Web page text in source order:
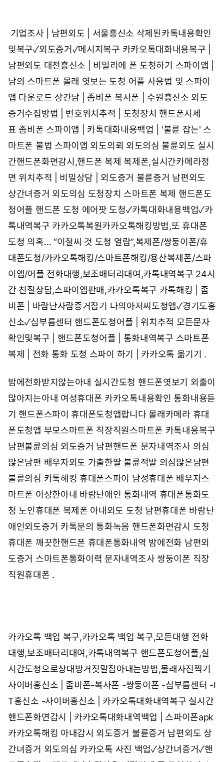
기업조사 | 남편외도 | 서울흥신소 삭제된카톡내용확인
및복구✓외도증거✓메시지복구 카카오톡대화내용복구 |
남편외도 대전흥신소 | 비밀리에 폰 도청하기 스파이앱 |
남의 스마트폰 몰래 엿보는 도청 어플 사용법 및 스파이
앱 다운로드 상간남 | 좀비폰 복사폰 | 수원흥신소 외도
증거수집방법 | 번호위치추적 | 도청장치 핸드폰시세
표 좀비폰 스파이앱 | 카톡대화내용백업 | '불륜 잡는' 스
마트폰 불법 스파이앱 외도의뢰 외도의심 불륜외도 실시
간핸드폰화면감시,핸드폰 복제 복제폰,실시간카메라정
면 위치추적 | 비밀상담 | 외도증거 불륜증거 남편외도
상간녀증거 외도의심 도청장치 스마트폰 복제 핸드폰도
청어플 핸드폰 도청 에어팟 도청✓카톡대화내용백업✓카
톡내역복구 카카오톡복원카카오톡해킹방법,또 휴대폰
도청 의혹… “이철씨 것 도청 열람”,복제폰/쌍둥이폰/휴
대폰도청/카카오톡해킹/스마트폰해킹/용산복제폰/스파
이앱/어플 전화대행,보조배터리대여,카톡내역복구 24시
간 친절상담,스파이앱판매,카카오톡복구 카톡해킹 | 좀
비폰 | 바람난사람증거잡기
나의아저씨도청앱✓경기도흥
신소✓심부름센터 핸드폰도청어플 | 위치추적 모든문자
확인및복구 | 핸드폰도청어플 | 통화내역복구 스마트폰
복제 | 전화 통화 도청 스파이 하기 | 카카오톡 옮기기 .
밤에전화받지않는아내 실시간도청 핸드폰엿보기 외출이
많아지는아내 여성휴대폰 카카오톡내용확인 통화내용듣
기 핸드폰스파이 휴대폰도청앱팝니다 몰래카메라 휴대
폰도청앱 부모스마트폰 직장직원스마트폰 카톡내용복구
남편불륜의심 외도증거 남편핸드폰 문자내역조사 의심
많은남편 배우자외도 가출한딸 불륜적발 의심많은남편
불륜의심 카톡해킹 휴대폰스파이 남성휴대폰 배우자스
마트폰 이상한아내 바람난애인 통화내역 휴대폰통화도
청 노인휴대폰 복제폰 아내외도 도청 남편휴대폰 바람난
애인외도증거 카톡문의 통화녹음 핸드폰화면감시 도청
휴대폰 깨끗한핸드폰 휴대폰통화내역 밤에전화 남편외
도증거 스마트폰통화이력 문자내역조사 쌍둥이폰 직장
직원휴대폰 .
카카오톡 백업 복구,카카오톡 백업 복구,모든대행 전화
대행,보조배터리대여,카톡내역복구 핸드폰도청어플,실
시간도청으로상대방거짓말잡아내는방법,몰래사진찍기
사이버흥신소 | 좀비폰-복사폰 -쌍둥이폰 -심부름센터 -I
T흥신소 -사이버흥신소 | 카카오톡대화내역복구 실시간
핸드폰화면감시 | 카카오톡대화내역백업 | 스파이폰apk
카카오톡해킹 아내감시 외도증거 불륜증거 남편외도 상
간녀증거 외도의심 카카오톡 사진 백업✓상간녀증거✓핸